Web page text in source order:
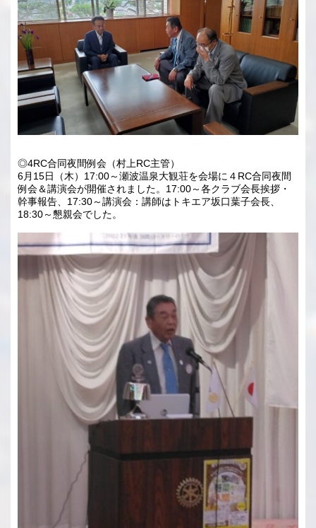
◎4RC合同夜間例会（村上RC主管）
6月15日（木）17:00～瀬波温泉大観荘を会場に４RC合同夜間
例会＆講演会が開催されました。17:00～各クラブ会長挨拶・
幹事報告、17:30～講演会：講師はトキエア坂口葉子会長、
18:30～懇親会でした。